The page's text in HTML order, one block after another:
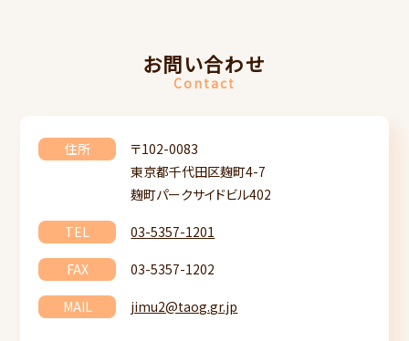
お問い合わせ
Contact
住所
〒102-0083
東京都千代田区麹町4-7
麹町パークサイドビル402
TEL 03-5357-1201
FAX 03-5357-1202
MAIL jimu2@taog.gr.jp